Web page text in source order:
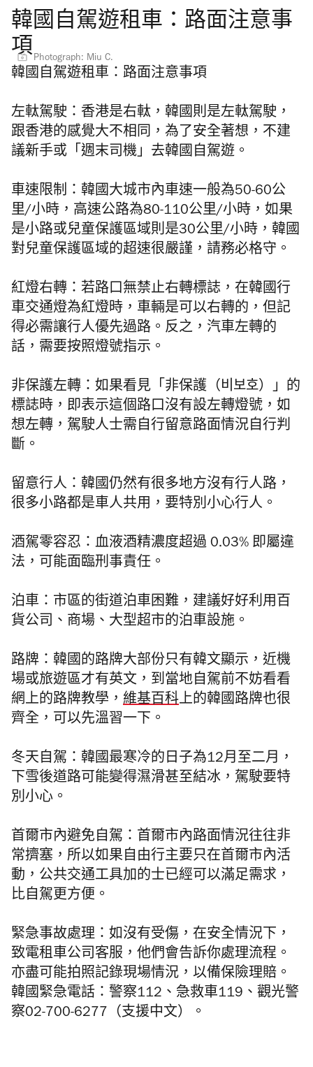
韓國自駕遊租車：路面注意事
項 Photograph: Miu C.
韓國自駕遊租車：路面注意事項
左軚駕駛： 香港是右軚，韓國則是左軚駕駛，
跟香港的感覺大不相同，為了安全著想，不建
議新手或「週末司機」去韓國自駕遊。
車速限制： 韓國大城市內車速一般為50-60公
里/小時，高速公路為80-110公里/小時，如果
是小路或兒童保護區域則是30公里/小時，韓國
對兒童保護區域的超速很嚴謹，請務必格守。
紅燈右轉： 若路口無禁止右轉標誌，在韓國行
車交通燈為紅燈時，車輛是可以右轉的，但記
得必需讓行人優先過路。反之，汽車左轉的
話，需要按照燈號指示。
非保護左轉： 如果看見「非保護（비보호）」的
標誌時，即表示這個路口沒有設左轉燈號，如
想左轉，駕駛人士需自行留意路面情況自行判
斷。
留意行人： 韓國仍然有很多地方沒有行人路，
很多小路都是車人共用，要特別小心行人。
酒駕零容忍： 血液酒精濃度超過 0.03% 即屬違
法，可能面臨刑事責任。
泊車： 市區的街道泊車困難，建議好好利用百
貨公司、商場、大型超市的泊車設施。
路牌： 韓國的路牌大部份只有韓文顯示，近機
場或旅遊區才有英文，到當地自駕前不妨看看
網上的路牌教學， 維基百科上的韓國路牌也很
齊全，可以先溫習一下。
冬天自駕： 韓國最寒冷的日子為12月至二月，
下雪後道路可能變得濕滑甚至結冰，駕駛要特
別小心。
首爾市內避免自駕： 首爾市內路面情況往往非
常擠塞，所以如果自由行主要只在首爾市內活
動，公共交通工具加的士已經可以滿足需求，
比自駕更方便。
緊急事故處理： 如沒有受傷，在安全情況下，
致電租車公司客服，他們會告訴你處理流程。
亦盡可能拍照記錄現場情況，以備保險理賠。
韓國緊急電話：警察112、急救車119、觀光警
察02-700-6277（支援中文）。